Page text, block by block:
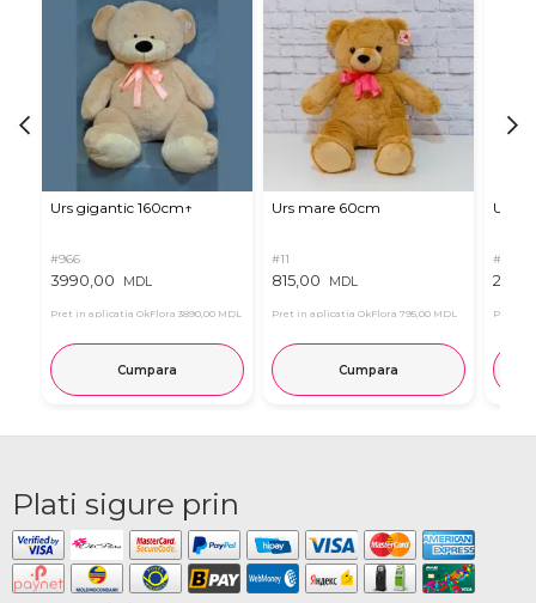
Urs gigantic 160cm↑
#966
3990,00 MDL
Pret in aplicatia OkFlora 3890,00 MDL
Cumpara
Urs mare 60cm
#11
815,00 MDL
Pret in aplicatia OkFlora 795,00 MDL
Cumpara
Urs
#4939
Pret in
Plati sigure prin